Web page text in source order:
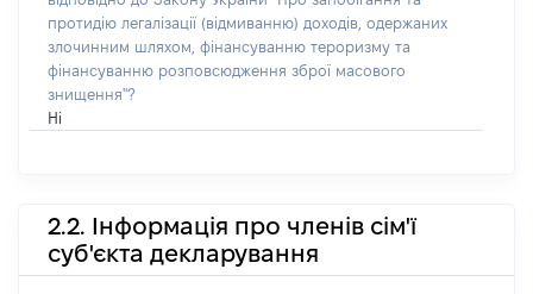
протидію легалізації (відмиванню) доходів, одержаних
злочинним шляхом, фінансуванню тероризму та
фінансуванню розповсюдження зброї масового
знищення"?
Ні
2.2. Інформація про членів сім'ї
суб'єкта декларування